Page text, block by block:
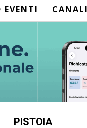
EVENTI CANALI
PISTOIA